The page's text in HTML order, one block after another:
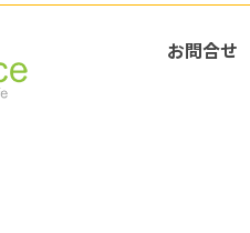
お問合せ